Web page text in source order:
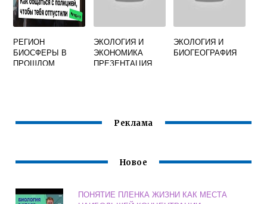
РЕГИОН
БИОСФЕРЫ В
ПРОШЛОМ
ВОЗДЕЙСТВИЯ
ЭКОЛОГИЯ И
ЭКОНОМИКА
ПРЕЗЕНТАЦИЯ
ЭКОЛОГИЯ И
БИОГЕОГРАФИЯ
Реклама
Новое
ПОНЯТИЕ ПЛЕНКА ЖИЗНИ КАК МЕСТА